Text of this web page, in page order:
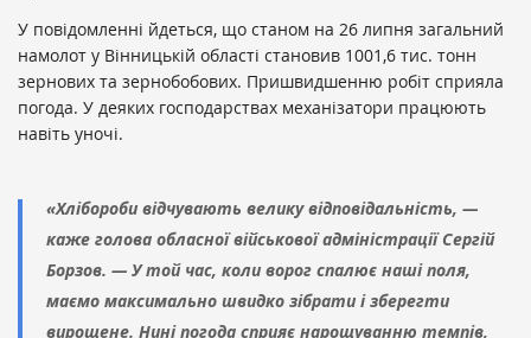
У повідомленні йдеться, що станом на 26 липня загальний
намолот у Вінницькій області становив 1001,6 тис. тонн
зернових та зернобобових. Пришвидшенню робіт сприяла
погода. У деяких господарствах механізатори працюють
навіть уночі.
«Хлібороби відчувають велику відповідальність, —
каже голова обласної військової адміністрації Сергій
Борзов. — У той час, коли ворог спалює наші поля,
маємо максимально швидко зібрати і зберегти
вирощене. Нині погода сприяє нарощуванню темпів,